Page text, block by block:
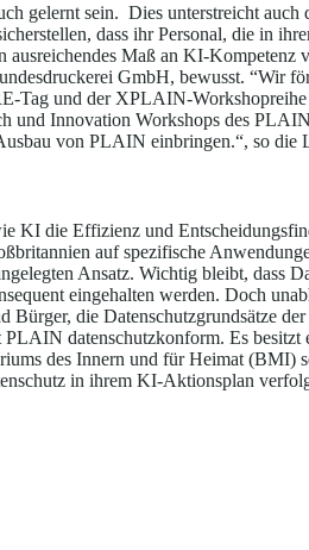
gelernt sein. Dies unterstreicht
dass ihr Personal, die in
Maß an KI-Kompetenz
GmbH, bewusst. “Wir
Tag und der XPLAIN-
und Innovation Workshops des
von PLAIN einbringen.“, so die
KI die Effizienz und
auf spezifische
Ansatz. Wichtig bleibt, dass
eingehalten werden. Doch
Bürger, die Datenschutzgrundsätze
datenschutzkonform. Es besitzt
des Innern und für Heimat (BMI)
in ihrem KI-Aktionsplan